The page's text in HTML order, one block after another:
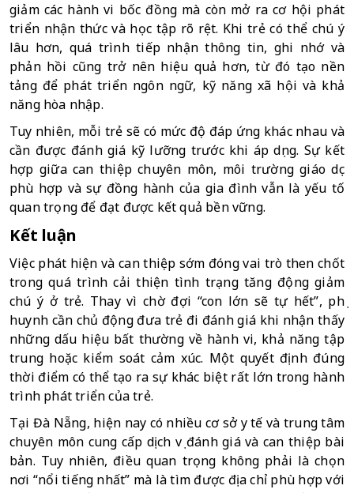
giảm các hành vi bốc đồng mà còn mở ra cơ hội phát
triển nhận thức và học tập rõ rệt. Khi trẻ có thể chú ý
lâu hơn, quá trình tiếp nhận thông tin, ghi nhớ và
phản hồi cũng trở nên hiệu quả hơn, từ đó tạo nền
tảng để phát triển ngôn ngữ, kỹ năng xã hội và khả
năng hòa nhập.
Tuy nhiên, mỗi trẻ sẽ có mức độ đáp ứng khác nhau và
cần được đánh giá kỹ lưỡng trước khi áp dụng. Sự kết
hợp giữa can thiệp chuyên môn, môi trường giáo dục
phù hợp và sự đồng hành của gia đình vẫn là yếu tố
quan trọng để đạt được kết quả bền vững.
Kết luận
Việc phát hiện và can thiệp sớm đóng vai trò then chốt
trong quá trình cải thiện tình trạng tăng động giảm
chú ý ở trẻ. Thay vì chờ đợi “con lớn sẽ tự hết”, phụ
huynh cần chủ động đưa trẻ đi đánh giá khi nhận thấy
những dấu hiệu bất thường về hành vi, khả năng tập
trung hoặc kiểm soát cảm xúc. Một quyết định đúng
thời điểm có thể tạo ra sự khác biệt rất lớn trong hành
trình phát triển của trẻ.
Tại Đà Nẵng, hiện nay có nhiều cơ sở y tế và trung tâm
chuyên môn cung cấp dịch vụ đánh giá và can thiệp bài
bản. Tuy nhiên, điều quan trọng không phải là chọn
nơi “nổi tiếng nhất” mà là tìm được địa chỉ phù hợp với